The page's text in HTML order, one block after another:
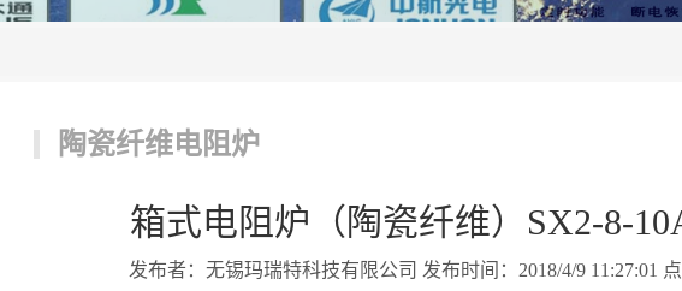
陶瓷纤维电阻炉
箱式电阻炉（陶瓷纤维）SX2-8-
发布者：无锡玛瑞特科技有限公司 发布时间：2018/4/9 11:27:01